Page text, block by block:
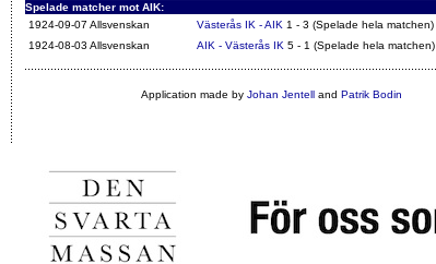
Spelade matcher mot AIK:
1924-09-07 Allsvenskan
Västerås IK - AIK 1 - 3 (Spelade hela matchen)
1924-08-03 Allsvenskan
AIK - Västerås IK 5 - 1 (Spelade hela matchen)
Application made by Johan Jentelland Patrik Bodin